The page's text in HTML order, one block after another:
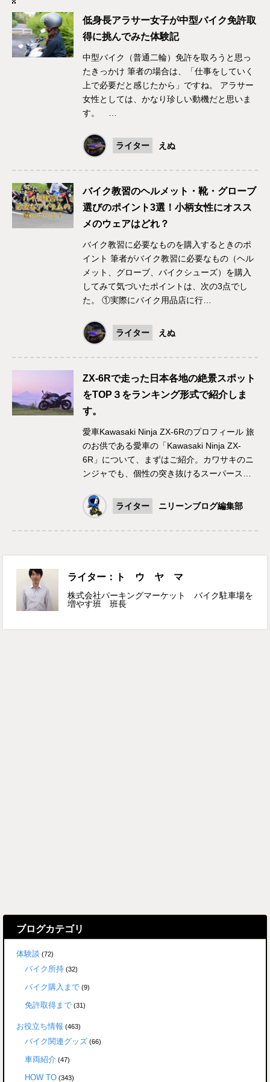
低身長アラサー女子が中型バイク免許取
得に挑んでみた体験記
中型バイク（普通二輪）免許を取ろうと思っ
たきっかけ 筆者の場合は、「仕事をしていく
上で必要だと感じたから」ですね。 アラサー
女性としては、かなり珍しい動機だと思いま
す。 …
ライター えぬ
バイク教習のヘルメット・靴・グローブ
選びのポイント3選！小柄女性にオスス
メのウェアはどれ？
バイク教習に必要なものを購入するときのポ
イント 筆者がバイク教習に必要なもの（ヘル
メット、グローブ、バイクシューズ）を購入
してみて気づいたポイントは、次の3点でし
た。 ①実際にバイク用品店に行…
ライター えぬ
ZX-6Rで走った日本各地の絶景スポット
をTOP３をランキング形式で紹介しま
す。
愛車Kawasaki Ninja ZX-6Rのプロフィール 旅
のお供である愛車の「Kawasaki Ninja ZX-
6R」について、まずはご紹介。カワサキのニ
ンジャでも、個性の突き抜けるスーパース…
ライター ニリーンブログ編集部
ライター：ト ウ ヤ マ
株式会社パーキングマーケット バイク駐車場を
増やす班 班長
ブログカテゴリ
体験談 (72)
バイク所持 (32)
バイク購入まで (9)
免許取得まで (31)
お役立ち情報 (463)
バイク関連グッズ (66)
車両紹介 (47)
HOW TO (343)